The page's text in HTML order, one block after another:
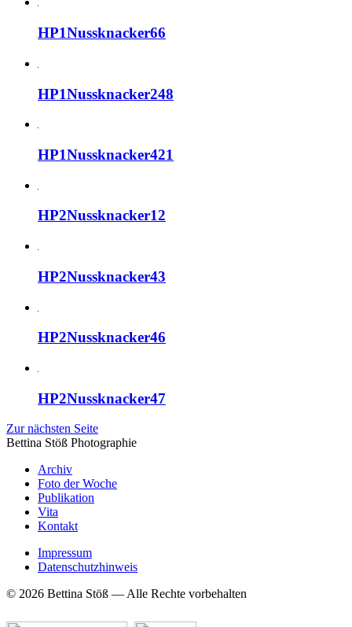
HP1Nussknacker66
HP1Nussknacker248
HP1Nussknacker421
HP2Nussknacker12
HP2Nussknacker43
HP2Nussknacker46
HP2Nussknacker47
Zur nächsten Seite
Bettina Stöß Photographie
Archiv
Foto der Woche
Publikation
Vita
Kontakt
Impressum
Datenschutzhinweis
© 2026 Bettina Stöß — Alle Rechte vorbehalten